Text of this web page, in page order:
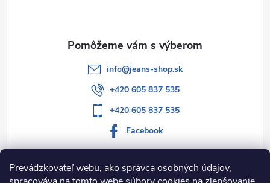
Prevádzkovateľ webu, ako správca osobných údajov,
info@jeans-shop.sk
+420 605 837 535
+420 605 837 535
Facebook